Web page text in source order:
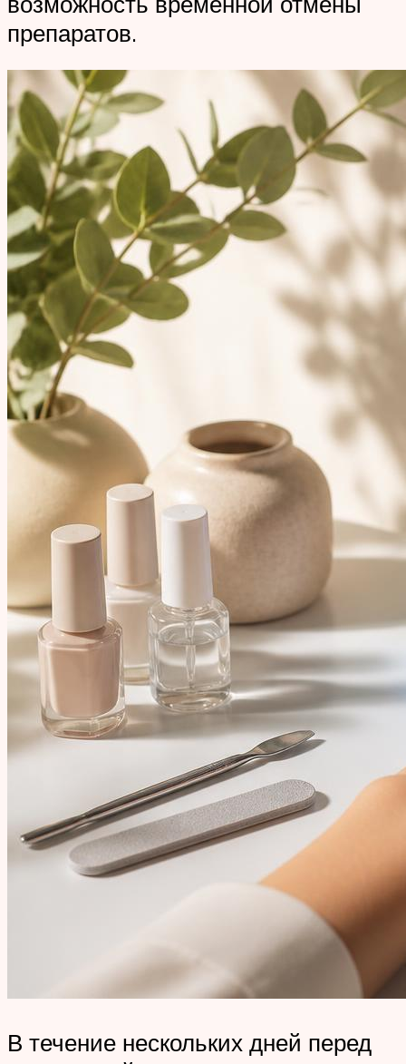
препаратов.
В течение нескольких дней перед